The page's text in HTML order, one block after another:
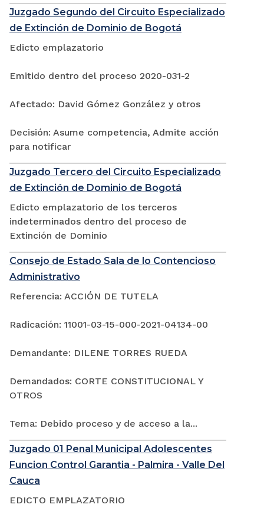
Juzgado Segundo del Circuito Especializado
de Extinción de Dominio de Bogotá
Edicto emplazatorio
Emitido dentro del proceso 2020-031-2
Afectado: David Gómez González y otros
Decisión: Asume competencia, Admite acción
para notificar
Juzgado Tercero del Circuito Especializado
de Extinción de Dominio de Bogotá
Edicto emplazatorio de los terceros
indeterminados dentro del proceso de
Extinción de Dominio
Consejo de Estado Sala de lo Contencioso
Administrativo
Referencia: ACCIÓN DE TUTELA
Radicación: 11001-03-15-000-2021-04134-00
Demandante: DILENE TORRES RUEDA
Demandados: CORTE CONSTITUCIONAL Y
OTROS
Tema: Debido proceso y de acceso a la...
Juzgado 01 Penal Municipal Adolescentes
Funcion Control Garantia - Palmira - Valle Del
Cauca
EDICTO EMPLAZATORIO